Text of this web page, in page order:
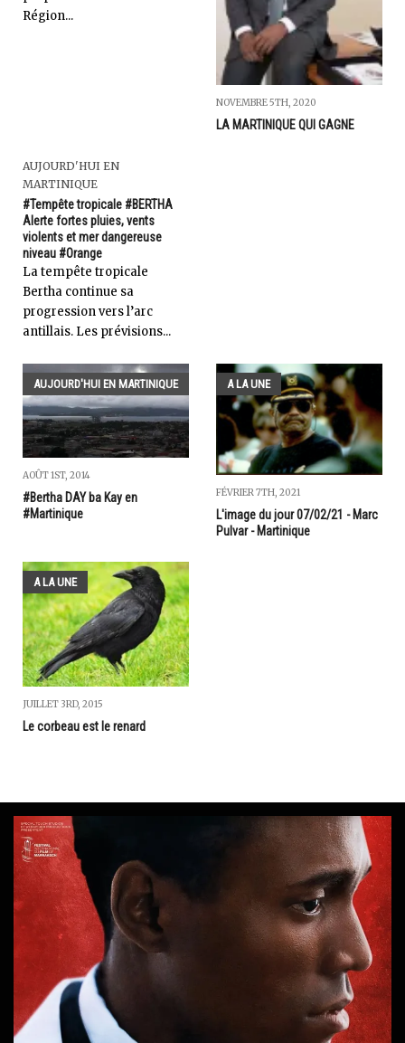
Région...
NOVEMBRE 5TH, 2020
LA MARTINIQUE QUI GAGNE
AUJOURD'HUI EN
MARTINIQUE
#Tempête tropicale #BERTHA
Alerte fortes pluies, vents
violents et mer dangereuse
niveau #Orange
La tempête tropicale
Bertha continue sa
progression vers l’arc
antillais. Les prévisions...
AUJOURD'HUI EN MARTINIQUE
AOÛT 1ST, 2014
#Bertha DAY ba Kay en
#Martinique
A LA UNE
FÉVRIER 7TH, 2021
L'image du jour 07/02/21 - Marc
Pulvar - Martinique
A LA UNE
JUILLET 3RD, 2015
Le corbeau est le renard